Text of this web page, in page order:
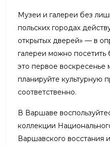
Музеи и галереи без
польских городах
открытых дверей» — в
галереи можно посетить
это первое воскресенье
планируйте культурную
соответственно.
В Варшаве
коллекции
Варшавского восстания